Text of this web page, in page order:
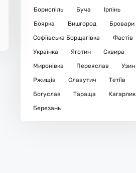
Бориспіль
Буча
Ірпінь
Боярка
Вишгород
Бровари
Софіївська Борщагівка
Фастів
Українка
Яготин
Сквира
Миронівка
Переяслав
Узин
Ржищів
Славутич
Тетіїв
Богуслав
Тараща
Кагарлик
Березань